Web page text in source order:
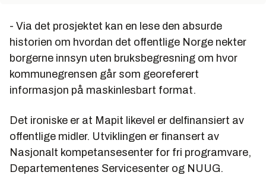
- Via det prosjektet kan en lese den absurde
historien om hvordan det offentlige Norge nekter
borgerne innsyn uten bruksbegresning om hvor
kommunegrensen går som georeferert
informasjon på maskinlesbart format.
Det ironiske er at Mapit likevel er delfinansiert av
offentlige midler. Utviklingen er finansert av
Nasjonalt kompetansesenter for fri programvare,
Departementenes Servicesenter og NUUG.